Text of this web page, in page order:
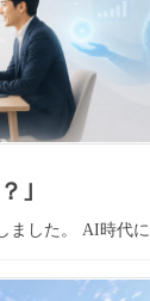
｣
ました。 AI時代